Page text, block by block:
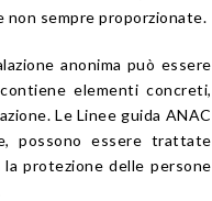
sempre proporzionate.
anonima può essere
elementi concreti,
Le Linee guida ANAC
possono essere trattate
protezione delle persone